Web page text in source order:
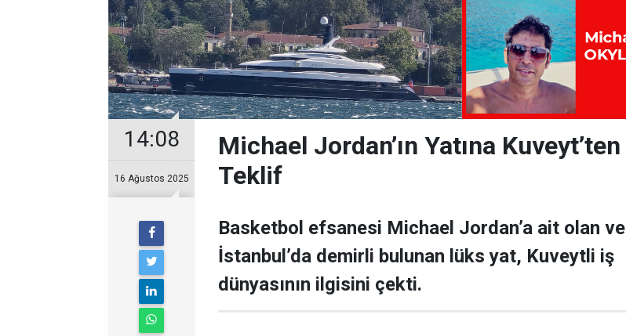
14:08
16 Ağustos 2025
Michael Jordan’ın Yatına Kuveyt’ten
Teklif
Basketbol efsanesi Michael Jordan’a ait olan ve
İstanbul’da demirli bulunan lüks yat, Kuveytli iş
dünyasının ilgisini çekti.